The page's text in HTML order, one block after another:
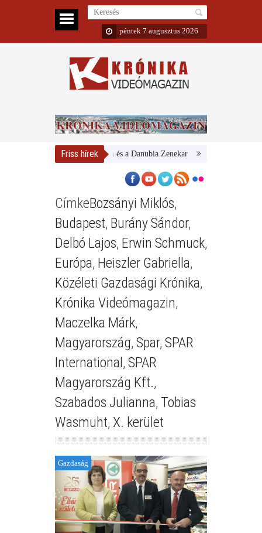
péntek 7 augusztus 2026
Friss hírek
Magyar Nemzeti Galéria és a Danubia Zenekar Bemutatta 2024/25-
CímkeBozsányi Miklós,
Budapest, Burány Sándor,
Delbó Lajos, Erwin Schmuck,
Európa, Heiszler Gabriella,
Közéleti Gazdasági Krónika,
Krónika Videómagazin,
Maczelka Márk,
Magyarország, Spar, SPAR
International , SPAR
Magyarország Kft.,
Szabados Julianna, Tobias
Wasmuht, X. kerület
Gazdaság